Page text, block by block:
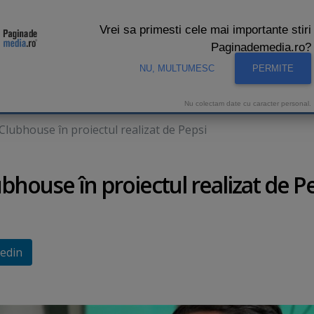
în proiectul realizat de Pepsi
în proiectul realizat de
Vrei sa primesti cele mai importante stiri
Paginademedia.ro?
NU, MULTUMESC PERMITE
Nu colectam date cu caracter personal.